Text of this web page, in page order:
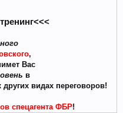
,
Вас
в
видах переговоров!
спецагента ФБР!